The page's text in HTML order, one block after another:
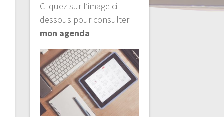
Cliquez sur l’image ci-
dessous pour consulter
mon agenda